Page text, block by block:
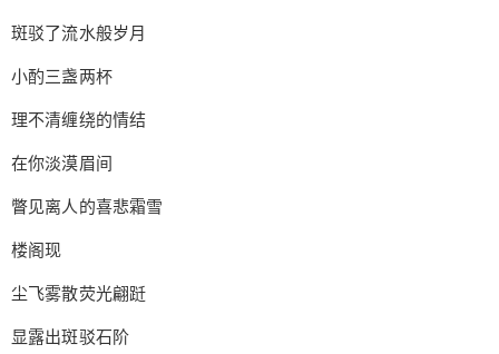
斑驳了流水般岁月
小酌三盏两杯
理不清缠绕的情结
在你淡漠眉间
瞥见离人的喜悲霜雪
楼阁现
尘飞雾散荧光翩跹
显露出斑驳石阶